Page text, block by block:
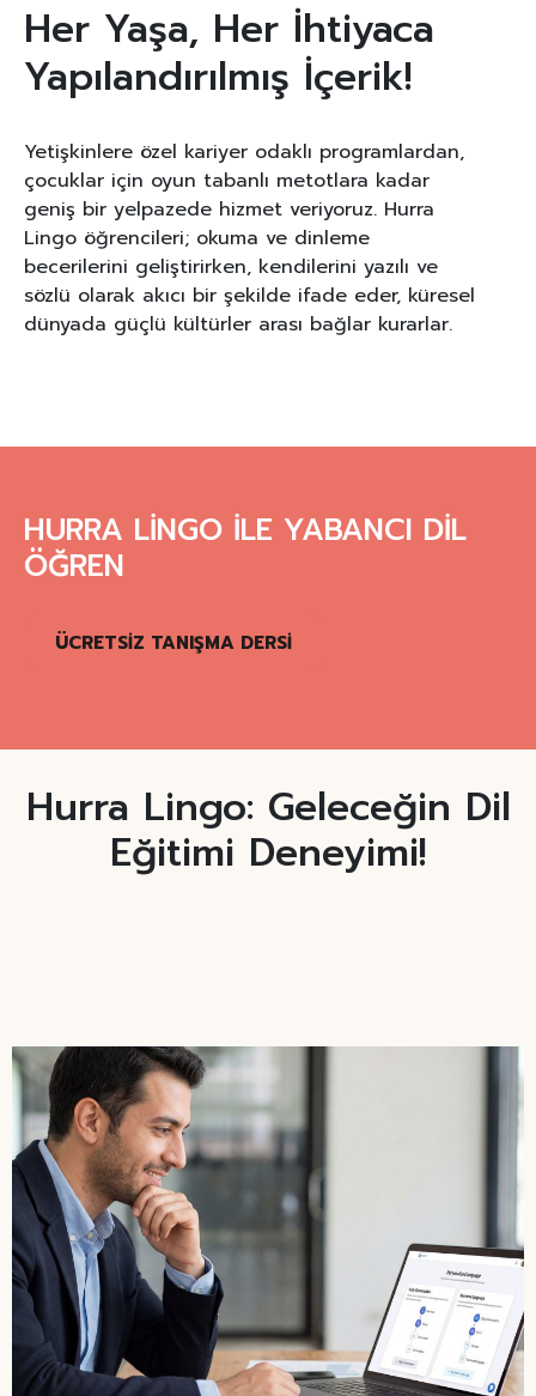
Her Yaşa, Her İhtiyaca
Yapılandırılmış İçerik!
Yetişkinlere özel kariyer odaklı programlardan,
çocuklar için oyun tabanlı metotlara kadar
geniş bir yelpazede hizmet veriyoruz. Hurra
Lingo öğrencileri; okuma ve dinleme
becerilerini geliştirirken, kendilerini yazılı ve
sözlü olarak akıcı bir şekilde ifade eder, küresel
dünyada güçlü kültürler arası bağlar kurarlar.
HURRA LİNGO İLE YABANCI DİL
ÖĞREN
ÜCRETSİZ TANIŞMA DERSİ
Hurra Lingo: Geleceğin Dil
Eğitimi Deneyimi!